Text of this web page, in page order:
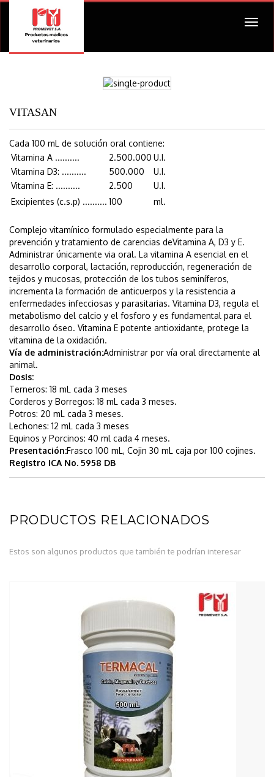
VITASAN
Cada 100 mL de solución oral contiene:
Vitamina A ..........
2.500.000 U.I.
Vitamina D3: ..........
500.000
U.I.
Vitamina E: ..........
2.500
U.I.
Excipientes (c.s.p) .......... 100 ml.
Complejo vitamínico formulado especialmente para la
prevención y tratamiento de carencias deVitamina A, D3 y E.
Administrar únicamente via oral. La vitamina A esencial en el
desarrollo corporal, lactación, reproducción, regeneración de
tejidos y mucosas, protección de los tubos seminíferos,
incrementa la formación de anticuerpos y la resistencia a
enfermedades infecciosas y parasitarias. Vitamina D3, regula el
metabolismo del calcio y el fosforo y es fundamental para el
desarrollo óseo. Vitamina E potente antioxidante, protege la
vitamina de la oxidación.
Vía de administración:Administrar por vía oral directamente al
animal.
Dosis:
Terneros: 18 mL cada 3 meses
Corderos y Borregos: 18 mL cada 3 meses.
Potros: 20 mL cada 3 meses.
Lechones: 12 mL cada 3 meses
Equinos y Porcinos: 40 ml cada 4 meses.
Presentación:Frasco 100 mL, Cojin 30 mL caja por 100 cojines.
Registro ICA No. 5958 DB
PRODUCTOS RELACIONADOS
Estos son algunos productos que también te podrían interesar